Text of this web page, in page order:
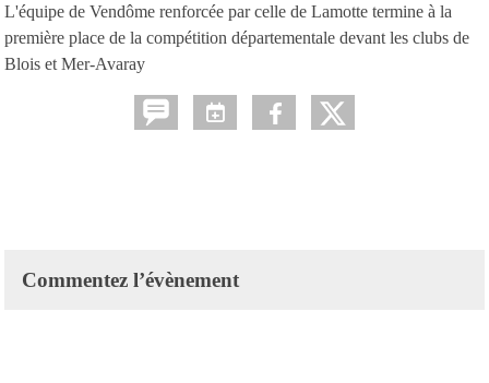
L'équipe de Vendôme renforcée par celle de Lamotte termine à la
première place de la compétition départementale devant les clubs de
Blois et Mer-Avaray
Commentez l’évènement